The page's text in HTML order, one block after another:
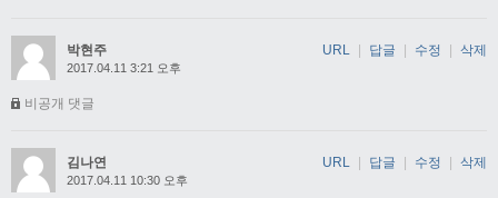
박현주
2017.04.11 3:21 오후
비공개 댓글
URL | 답글 | 수정 | 삭제
김나연
2017.04.11 10:30 오후
URL | 답글 | 수정 | 삭제